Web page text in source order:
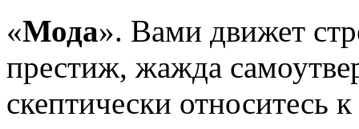
«Мода». Вами движет
престиж, жажда
скептически относитесь